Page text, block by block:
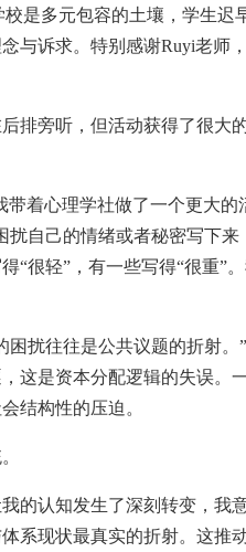
校是多元包容的土壤，学生
与诉求。特别感谢Ruyi老师
旁听，但活动获得了很大
着心理学社做了一个更大的
自己的情绪或者秘密写下来
“很轻”，有一些写得“很重”
扰往往是公共议题的折射。
这是资本分配逻辑的失误。
结构性的压迫。
认知发生了深刻转变，我
系现状最真实的折射。这